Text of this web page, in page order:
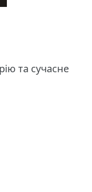
та сучасне